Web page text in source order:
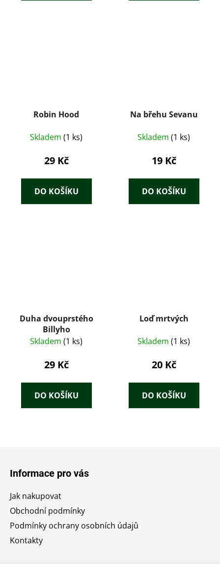
Robin Hood
Skladem (1 ks)
29 Kč
DO KOŠÍKU
Na břehu Sevanu
Skladem (1 ks)
19 Kč
DO KOŠÍKU
Duha dvouprstého
Billyho
Skladem (1 ks)
29 Kč
DO KOŠÍKU
Loď mrtvých
Skladem (1 ks)
20 Kč
DO KOŠÍKU
Informace pro vás
Jak nakupovat
Obchodní podmínky
Podmínky ochrany osobních údajů
Kontakty